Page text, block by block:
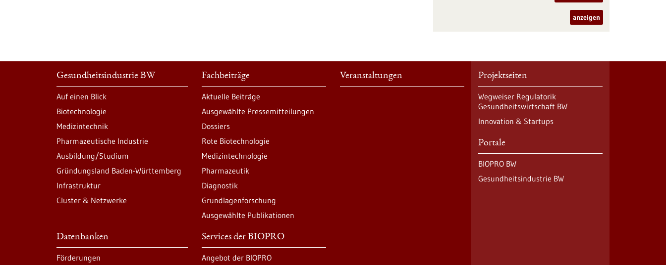
anzeigen
Gesundheitsindustrie BW
Auf einen Blick
Biotechnologie
Medizintechnik
Pharmazeutische Industrie
Ausbildung/Studium
Gründungsland Baden-Württemberg
Infrastruktur
Cluster & Netzwerke
Fachbeiträge
Aktuelle Beiträge
Ausgewählte Pressemitteilungen
Dossiers
Rote Biotechnologie
Medizintechnologie
Pharmazeutik
Diagnostik
Grundlagenforschung
Ausgewählte Publikationen
Veranstaltungen
Datenbanken
Förderungen
Services der BIOPRO
Angebot der BIOPRO
Projektseiten
Wegweiser Regulatorik
Gesundheitswirtschaft BW
Innovation & Startups
Portale
BIOPRO BW
Gesundheitsindustrie BW